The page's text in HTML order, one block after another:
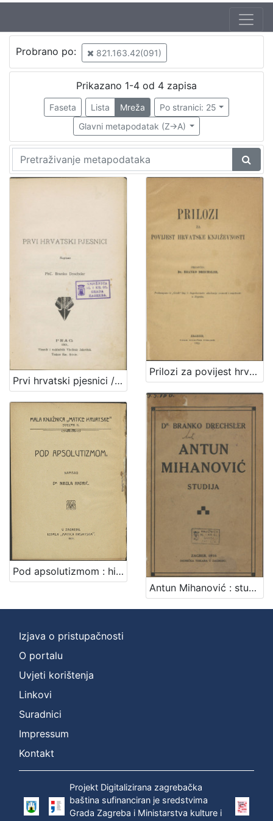
Probrano po: 821.163.42(091)
Prikazano 1-4 od 4 zapisa
Faseta Lista Mreža
Po stranici: 25
Glavni metapodatak (Z->A)
Prvi hrvatski pjesnici / napisao Branko Drechsler
Prilozi za povijest hrvatske književnosti / priopćio Branko Drechsler
Pod apsolutizmom : historija šestoga decenija hrvatske književnosti / napisao Nikola Andrić
Antun Mihanović : studija / Branko Drechsler
Izjava o pristupačnosti
O portalu
Uvjeti korištenja
Linkovi
Suradnici
Impressum
Kontakt
Projekt Digitalizirana zagrebačka
baština sufinanciran je sredstvima
Grada Zagreba i Ministarstva kulture i